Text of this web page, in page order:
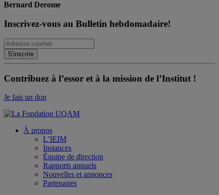
Bernard Derome
Inscrivez-vous au Bulletin hebdomadaire!
Contribuez à l’essor et à la mission de l’Institut !
Je fais un don
À propos
L’IEIM
Instances
Équipe de direction
Rapports annuels
Nouvelles et annonces
Partenaires